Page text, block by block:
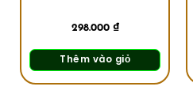
298.000 ₫
Thêm vào giỏ